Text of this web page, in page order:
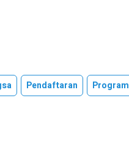
Pendaftaran Program